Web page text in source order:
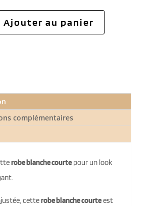
Ajouter au panier
complémentaires
robe blanche courtepour un look
cetterobe blanche courteest